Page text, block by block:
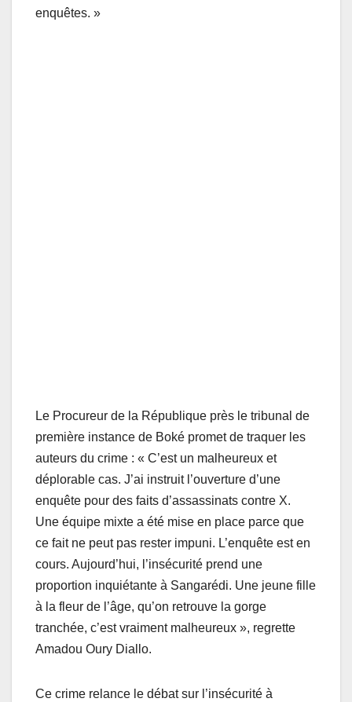
enquêtes. »
Le Procureur de la République près le tribunal de
première instance de Boké promet de traquer les
auteurs du crime : « C’est un malheureux et
déplorable cas. J’ai instruit l’ouverture d’une
enquête pour des faits d’assassinats contre X.
Une équipe mixte a été mise en place parce que
ce fait ne peut pas rester impuni. L’enquête est en
cours. Aujourd’hui, l’insécurité prend une
proportion inquiétante à Sangarédi. Une jeune fille
à la fleur de l’âge, qu’on retrouve la gorge
tranchée, c’est vraiment malheureux », regrette
Amadou Oury Diallo.
Ce crime relance le débat sur l’insécurité à